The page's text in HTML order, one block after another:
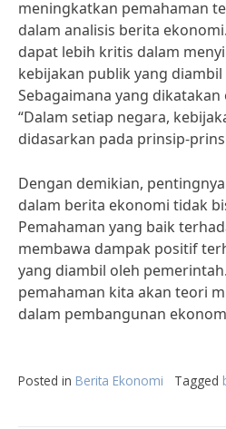
meningkatkan pemahaman
dalam analisis berita
dapat lebih kritis dalam
kebijakan publik yang
Sebagaimana yang dikatakan
“Dalam setiap negara,
didasarkan pada prinsip-
Dengan demikian,
dalam berita ekonomi tidak
Pemahaman yang baik
membawa dampak positif
yang diambil oleh
pemahaman kita akan teori
dalam pembangunan
Posted in Berita Ekonomi Tagged